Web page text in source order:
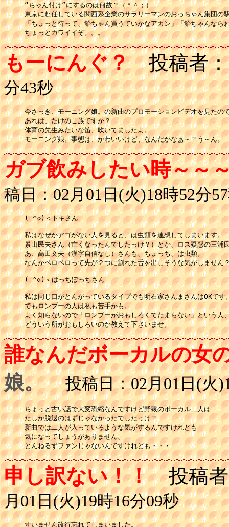
“ちゃん付け”にするのは何故？（＾＾；）
東京に赴任している関西系企業のサラリーマンのおっちゃん集団の
「ちょっと待って、飴ちゃん買うていかなアカン」「飴ちゃんなら
ちょっとカワイイぞ。。。
もーにんぐ？投稿者：
分43秒
今さっき、モーニング娘。の新曲のプロモーションビデオを見たの
あれは、たけのこ族ですか？
体育の先生みたいな笛、吹いてましたよ。
モーニング娘。事態は、かわいいけど、なんだかなぁ～？う～ん。
ガブ飲みしたい時～～
稿日：02月01日(火)18時52分
( ^◇)＜トキさん
私はなぜかアゴがない人を見ると、は虫類を連想してしまいます。
景山民夫さん（亡くなったんでしたっけ？）とか、ロス疑惑の三浦
あ、高田文夫（漢字自信なし）さんも、ちょっち、は虫類。
なんかペロペロって先が２つに割れた舌を出しそうな気がしませ
( ^◇)＜はっちぽっちさん
私は同じ口がとんがっているタイプでも明石家さんまさんはOKです
でもロンブーの人は私も苦手かも。
よく知らないので「ロンブーがおもしろくてたまらない」という人
どういう所がおもしろいのか教えて下さいませ。
誰なんだボーカルの女
娘。 投稿日：02月01日(火
ちょっと古い話で大変恐縮なんですけど野猿のボーカル二人は
たしか脱退のはずじゃなかったでしたっけ？
新曲では二人が入っているような気がするんですけれども
気になってしょうがありません、
とんねるずファンじゃないんですけれども・・・
申し訳ない！！投稿者
月01日(火)19時16分09秒
すいません改行忘れてしまいました。